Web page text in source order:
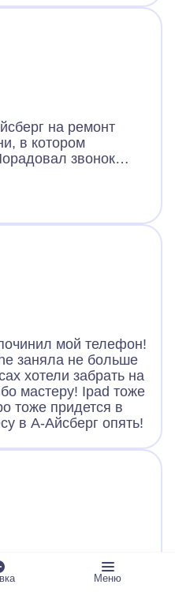
на ремонт
в котором
звонок
что он
дня. Так и
телефон, что-
мой телефон!
заняла не больше
хотели забрать на
мастеру! Ipad тоже
тоже придется в
в А-Айсберг опять!
телефоном в А-
выслушал и
Меню